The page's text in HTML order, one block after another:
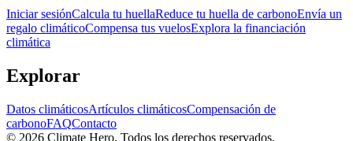
Iniciar sesiónCalcula tu huellaReduce tu huella de carbonoEnvía un
regalo climáticoCompensa tus vuelosExplora la financiación
climática
Explorar
Datos climáticosArtículos climáticosCompensación de
carbonoFAQContacto
© 2026 Climate Hero. Todos los derechos reservados.